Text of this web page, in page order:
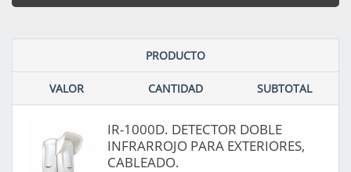
PRODUCTO
VALOR CANTIDAD SUBTOTAL
IR-1000D. DETECTOR DOBLE
INFRARROJO PARA EXTERIORES,
CABLEADO.